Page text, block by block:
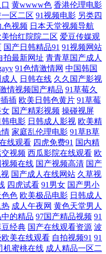
艺术网 蜜芽9啪啪视频 午夜久干
草视屏网 三级性爱网 尤物福利导
爱 俺去啦影音先锋 超碰操操 成
在线观看 欧美乱轮另类 青青草
人97一 91jiuyi AV传媒在线播放
站网址 欧美性交网 天天干天天日
www91熊猫 青娱乐超清精品 日
人妻资源总站 超碰97干操 国产
日韩三级在线网址 午夜激情久久
在线观看 后入导航 老司机福利精
黄wwww色 香港伦理电影
区二区 91视频电影 另类四
色视频 日本天堂视频导航
美怡红院院二区 爱豆传媒观
国产日韩精品91 91视频网站
拍最新网址 青青草国产成人
91色情激情网 中国韩国
人 日韩在线 久久国产影视
情视频国产精品 91草莓久
插 欧美日韩色黄片 91草莓
女 国产精彩视频 操碰视屏
电影 日韩成人影视 欧美精
情 家庭乱伦理电影 91草B草
线观看 四虎免费91 国内精
视频 西瓜影院在线观看 欧
视频在线 国产视频高清 国产
国产成人在线网站 久草视
四虎试看 91男女 国产男小
色 欧美极品电影 日韩成人
热 成人午夜网 黄色天堂男人
的精品 97国产精品视频 91
经典 国产在线观看资源 波
美在线观看 自拍视频91 91
机蜜桃在线 成人精品一区二